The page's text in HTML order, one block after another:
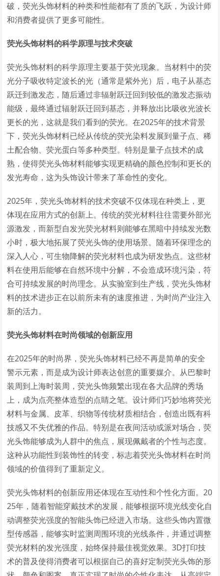
破，荧光头饰材料的种类和性能都有了质的飞跃，为设计师
和消费者提供了更多可能性。
荧光头饰材料的科学原理与技术突破
荧光头饰材料的科学原理主要基于荧光现象。当材料中的荧
光分子吸收特定波长的光（通常是紫外光）后，电子从基态
跃迁到激发态，随后通过非辐射跃迁回到较低的激发态振动
能级，最终通过辐射跃迁回到基态，并释放出比吸收光波长
更长的光，这就是我们看到的荧光。在2025年的技术背景
下，荧光头饰材料已经从传统的荧光染料发展到量子点、稀
土配合物、荧光蛋白等多种类型。特别是量子点技术的成
熟，使得荧光头饰材料能够实现更精确的颜色控制和更长的
发光寿命，这为头饰设计带来了革命性的变化。
2025年，荧光头饰材料的技术突破不仅体现在种类上，更
体现在应用方式的创新上。传统的荧光材料往往需要外部光
源激发，而新型自发光荧光材料则能够在黑暗中持续发光数
小时，极大地拓展了荧光头饰的使用场景。随着环保理念的
深入人心，可生物降解的荧光材料也成为研发热点。这些材
料在使用后能够在自然环境中分解，不会造成环境污染，符
合可持续发展的时尚理念。从实验室到生产线，荧光头饰材
料的技术进步正在以前所未有的速度推进，为时尚产业注入
新的活力。
荧光头饰材料在时尚领域的创新应用
在2025年的时尚界，荧光头饰材料已经不再是简单的安全
警示元素，而是成为设计师表达创意的重要媒介。从巴黎时
装周到上海时装周，荧光头饰频繁出现在各大品牌的秀场
上，成为点亮整体造型的点睛之笔。设计师们巧妙地将荧光
材料与金属、皮革、织物等传统材质相结合，创造出既有科
技感又不失优雅的作品。特别是在夜间活动或派对场合，荧
光头饰能够成为人群中的焦点，展现佩戴者的个性与态度。
这种从功能性到装饰性的转变，标志着荧光头饰材料在时尚
领域的价值得到了重新定义。
荧光头饰材料的创新应用还体现在互动性和个性化方面。20
25年，随着智能穿戴技术的发展，能够根据环境光线变化自
动调整荧光强度的智能头饰已经进入市场。这些头饰内置微
型传感器，能够实时监测周围环境的光线条件，并通过调整
荧光材料的发光强度，始终保持最佳视觉效果。3D打印技
术的普及使得消费者可以根据自己的喜好定制荧光头饰的形